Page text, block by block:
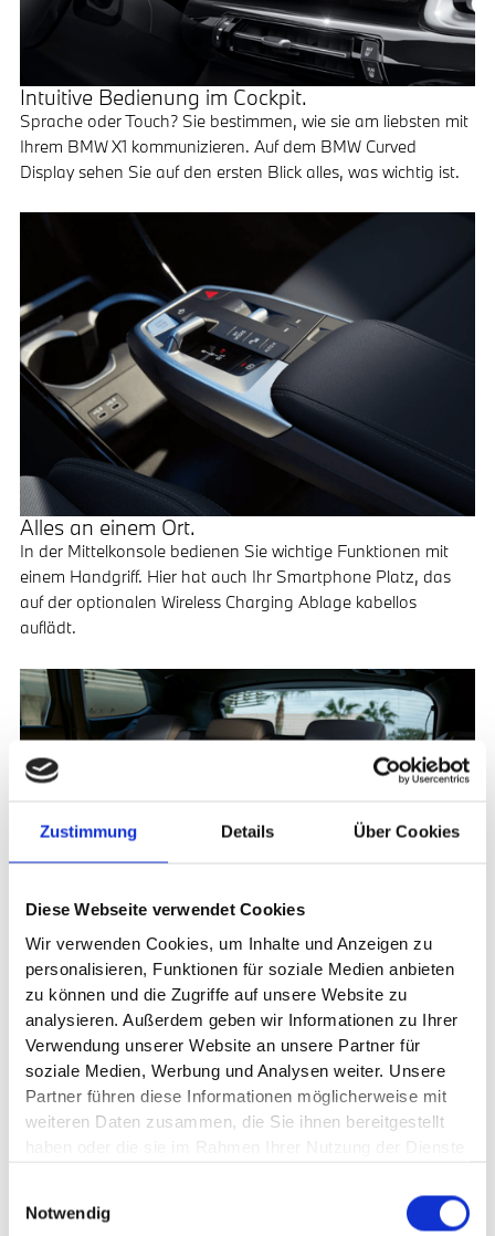
Zustimmung Details Über Cookies
Diese Webseite verwendet Cookies
Wir verwenden Cookies, um Inhalte und Anzeigen zu
personalisieren, Funktionen für soziale Medien anbieten
zu können und die Zugriffe auf unsere Website zu
analysieren. Außerdem geben wir Informationen zu Ihrer
Verwendung unserer Website an unsere Partner für
soziale Medien, Werbung und Analysen weiter. Unsere
Partner führen diese Informationen möglicherweise mit
weiteren Daten zusammen, die Sie ihnen bereitgestellt
Notwendig
Intuitive Bedienung im Cockpit.
Sprache oder Touch? Sie bestimmen, wie sie am liebsten mit
Ihrem BMW X1 kommunizieren. Auf dem BMW Curved
Display sehen Sie auf den ersten Blick alles, was wichtig ist.
Alles an einem Ort.
In der Mittelkonsole bedienen Sie wichtige Funktionen mit
einem Handgriff. Hier hat auch Ihr Smartphone Platz, das
auf der optionalen Wireless Charging Ablage kabellos
auflädt.
Platz für alle. Und alles.
Im Fond sitzen Passagiere auf optionalem, weichem
Sensatec mit Steppung und Kontrastnähten. Sperriges
Gepäck? Kein Problem. Die Lehnen lassen sich flexibel im
Verhältnis 40:20:40 einzeln umklappen.